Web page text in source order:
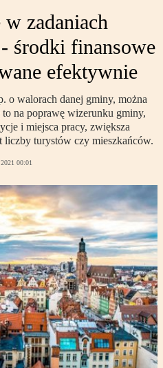
zadaniach
środki finansowe
efektywnie
o walorach danej gminy, można
na poprawę wizerunku gminy,
i miejsca pracy, zwiększa
turystów czy mieszkańców.
00:01